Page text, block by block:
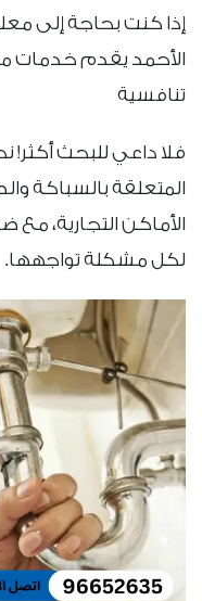
إذا كنت بحاجة إلى
الأحمد يقدم خدمات
تنافسية
فلا داعي للبحث أكثر!
المتعلقة بالسباكة
الأماكن التجارية، مع
لكل مشكلة تواجهها.